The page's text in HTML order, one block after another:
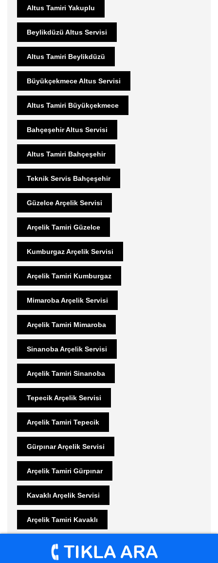
Altus Tamiri Yakuplu
Beylikdüzü Altus Servisi
Altus Tamiri Beylikdüzü
Büyükçekmece Altus Servisi
Altus Tamiri Büyükçekmece
Bahçeşehir Altus Servisi
Altus Tamiri Bahçeşehir
Teknik Servis Bahçeşehir
Güzelce Arçelik Servisi
Arçelik Tamiri Güzelce
Kumburgaz Arçelik Servisi
Arçelik Tamiri Kumburgaz
Mimaroba Arçelik Servisi
Arçelik Tamiri Mimaroba
Sinanoba Arçelik Servisi
Arçelik Tamiri Sinanoba
Tepecik Arçelik Servisi
Arçelik Tamiri Tepecik
Gürpınar Arçelik Servisi
Arçelik Tamiri Gürpınar
Kavaklı Arçelik Servisi
Arçelik Tamiri Kavaklı
Yakuplu Arçelik Servisi